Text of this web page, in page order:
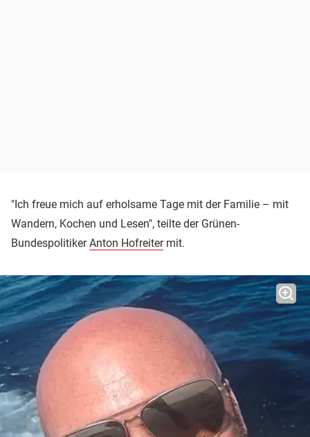
"Ich freue mich auf erholsame Tage mit der Familie – mit
Wandern, Kochen und Lesen", teilte der Grünen-
BundespolitikerAnton Hofreitermit.